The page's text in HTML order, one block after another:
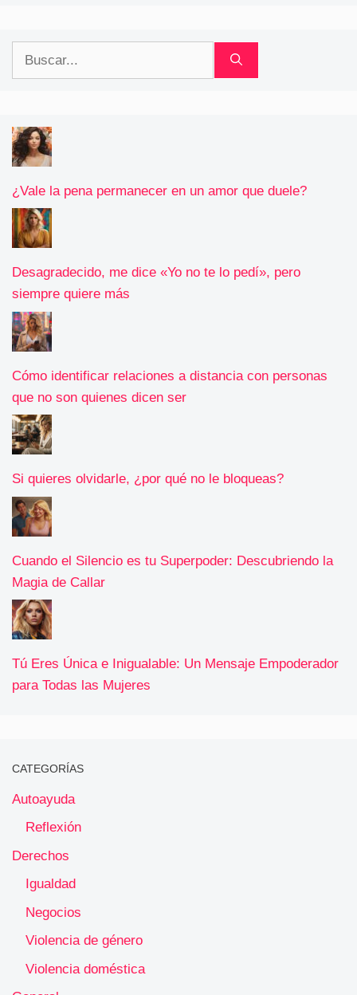
¿Vale la pena permanecer en un amor que duele?
Desagradecido, me dice «Yo no te lo pedí», pero
siempre quiere más
Cómo identificar relaciones a distancia con personas
que no son quienes dicen ser
Si quieres olvidarle, ¿por qué no le bloqueas?
Cuando el Silencio es tu Superpoder: Descubriendo la
Magia de Callar
Tú Eres Única e Inigualable: Un Mensaje Empoderador
para Todas las Mujeres
CATEGORÍAS
Autoayuda
Reflexión
Derechos
Igualdad
Negocios
Violencia de género
Violencia doméstica